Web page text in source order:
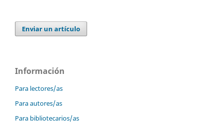
Enviar un artículo
Información
Para lectores/as
Para autores/as
Para bibliotecarios/as